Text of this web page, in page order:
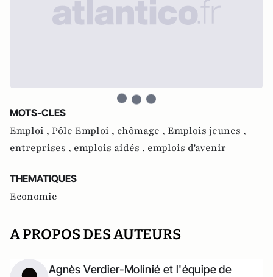
MOTS-CLES
Emploi , Pôle Emploi , chômage , Emplois jeunes ,
entreprises , emplois aidés , emplois d'avenir
THEMATIQUES
Economie
A PROPOS DES AUTEURS
Agnès Verdier-Molinié et l'équipe de